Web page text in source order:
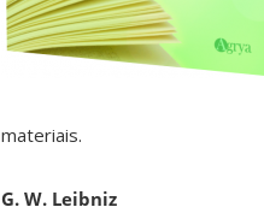
materiais.
G. W. Leibniz